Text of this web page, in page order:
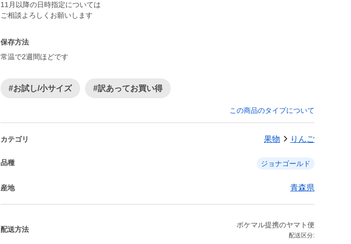
11月以降の日時指定については
ご相談よろしくお願いします
保存方法
常温で2週間ほどです
#お試し/小サイズ #訳あってお買い得
この商品のタイプについて
カテゴリ 果物 りんご
品種 ジョナゴールド
産地 青森県
配送方法
ポケマル提携のヤマト便
配送区分: